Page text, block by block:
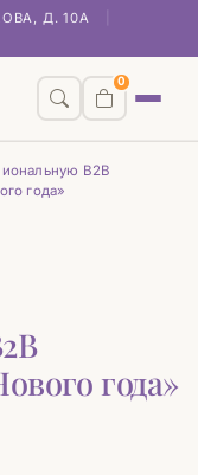
Д. 10А
0
B2B
года»
года»